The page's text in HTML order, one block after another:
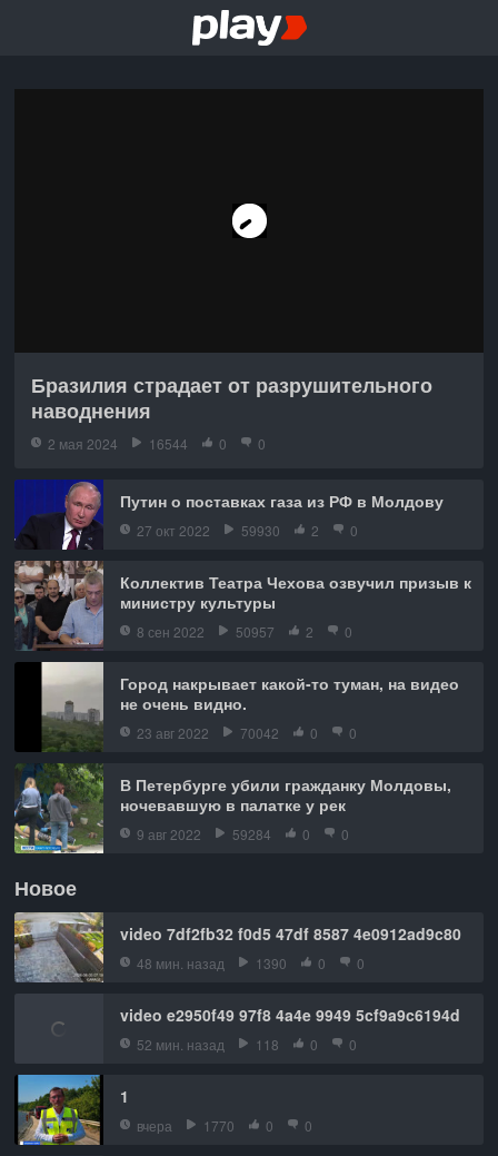
Бразилия страдает от разрушительного
наводнения
2 мая 2024 16544 0 0
Путин о поставках газа из РФ в Молдову
27 окт 2022 59930 2 0
Коллектив Театра Чехова озвучил призыв к
министру культуры
8 сен 2022 50957 2 0
Город накрывает какой-то туман, на видео
не очень видно.
23 авг 2022 70042 0 0
В Петербурге убили гражданку Молдовы,
ночевавшую в палатке у рек
9 авг 2022 59284 0 0
Новое
video 7df2fb32 f0d5 47df 8587 4e0912ad9c80
48 мин. назад 1390 0 0
video e2950f49 97f8 4a4e 9949 5cf9a9c6194d
52 мин. назад 118 0 0
1
вчера 1770 0 0